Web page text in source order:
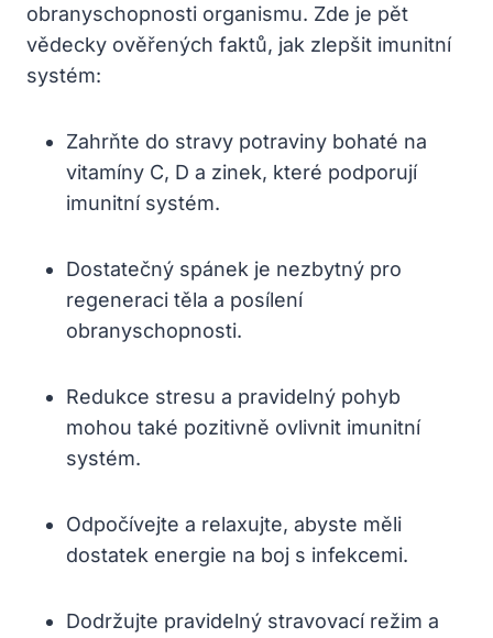
obranyschopnosti organismu. Zde je pět
vědecky ověřených faktů, jak zlepšit imunitní
systém:
Zahrňte do stravy potraviny bohaté na
vitamíny C, D a zinek, které podporují
imunitní systém.
Dostatečný spánek je nezbytný pro
regeneraci těla a posílení
obranyschopnosti.
Redukce stresu a pravidelný pohyb
mohou také pozitivně ovlivnit imunitní
systém.
Odpočívejte a relaxujte, abyste měli
dostatek energie na boj s infekcemi.
Dodržujte pravidelný stravovací režim a